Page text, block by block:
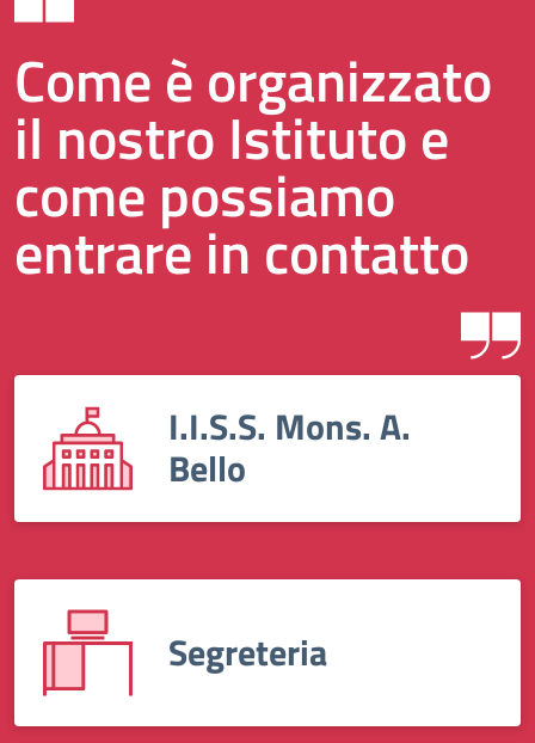
Come è organizzato
il nostro Istituto e
come possiamo
entrare in contatto
I.I.S.S. Mons. A.
Bello
Segreteria